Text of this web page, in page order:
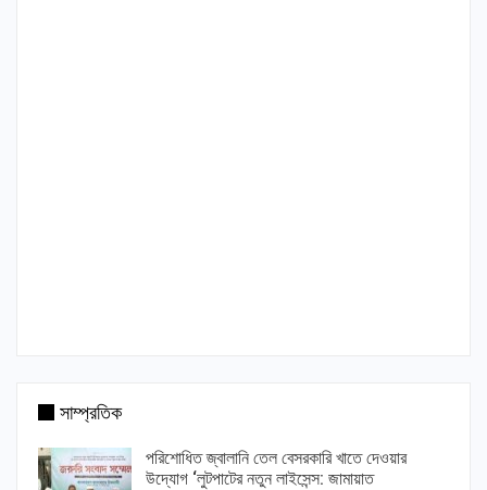
সাম্প্রতিক
পরিশোধিত জ্বালানি তেল বেসরকারি খাতে দেওয়ার
উদ্যোগ ‘লুটপাটের নতুন লাইসেন্স: জামায়াত